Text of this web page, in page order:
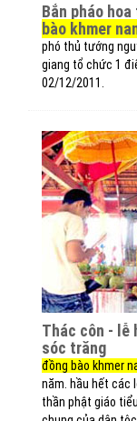
bắn pháo
bào khmer
phó thủ tướng
giang tổ chức 1
02/12/2011.
thác côn - lễ hội độc đáo của đồng bào khmer
sóc trăng
đồng bào khmer
năm. hầu hết các
thần phật giáo